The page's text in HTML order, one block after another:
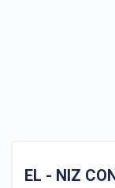
EL - NIZ